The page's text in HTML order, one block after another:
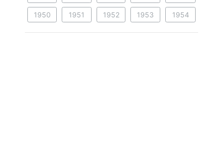
1950 1951 1952 1953 1954